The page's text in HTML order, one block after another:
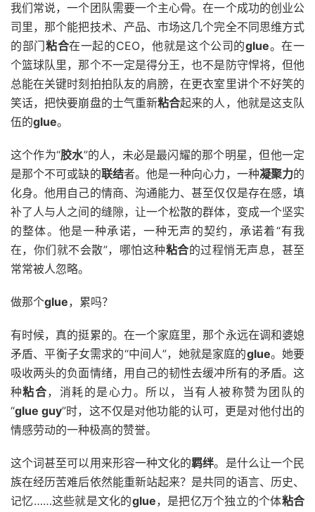
我们常说，一个团队需要一个主心骨。在一个成功的创业公
司里，那个能把技术、产品、市场这几个完全不同思维方式
的部门粘合在一起的CEO，他就是这个公司的glue。在一
个篮球队里，那个不一定是得分王，也不是防守悍将，但他
总能在关键时刻拍拍队友的肩膀，在更衣室里讲个不好笑的
笑话，把快要崩盘的士气重新粘合起来的人，他就是这支队
伍的glue。
这个作为“胶水”的人，未必是最闪耀的那个明星，但他一定
是那个不可或缺的联结者。他是一种向心力，一种凝聚力的
化身。他用自己的情商、沟通能力、甚至仅仅是存在感，填
补了人与人之间的缝隙，让一个松散的群体，变成一个坚实
的整体。他是一种承诺，一种无声的契约，承诺着“有我
在，你们就不会散”，哪怕这种粘合的过程悄无声息，甚至
常常被人忽略。
做那个glue，累吗？
有时候，真的挺累的。在一个家庭里，那个永远在调和婆媳
矛盾、平衡子女需求的“中间人”，她就是家庭的glue。她要
吸收两头的负面情绪，用自己的韧性去缓冲所有的矛盾。这
种粘合，消耗的是心力。所以，当有人被称赞为团队的
“glue guy”时，这不仅是对他功能的认可，更是对他付出的
情感劳动的一种极高的赞誉。
这个词甚至可以用来形容一种文化的羁绊。是什么让一个民
族在经历苦难后依然能重新站起来？是共同的语言、历史、
记忆……这些就是文化的glue，是把亿万个独立的个体粘合